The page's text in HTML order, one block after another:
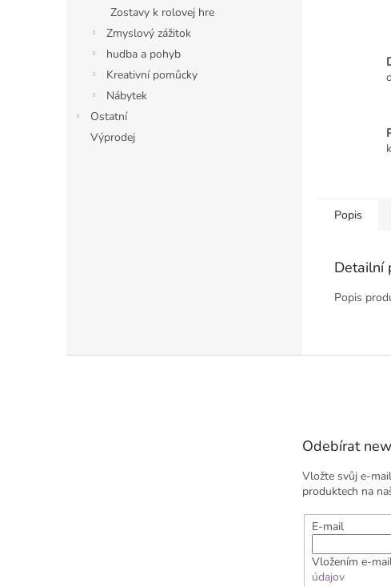
Zostavy k rolovej hre
Zmyslový zážitok
hudba a pohyb
Kreativní pomůcky
Nábytek
Ostatní
Výprodej
Popis
Detailní
Popis
Odebírat
Vložte svůj e-
produktech na
E-mail
Vložením e-
údajov